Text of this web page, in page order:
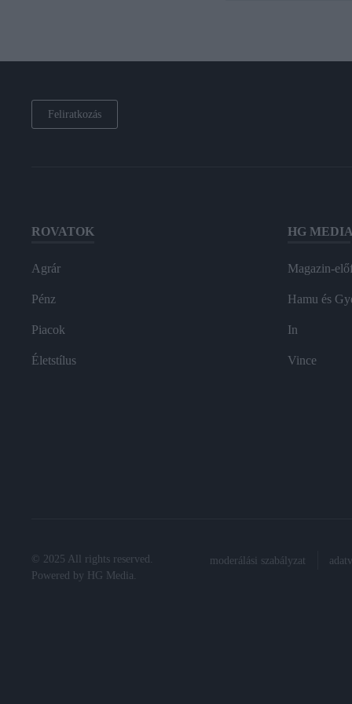
Feliratkozás
ROVATOK
Agrár
Pénz
Piacok
Életstílus
HG MEDIA
Magazin-
Hamu és
In
Vince
© 2025 All rights reserved.
Powered by
HG Media.
moderálási szabályzat